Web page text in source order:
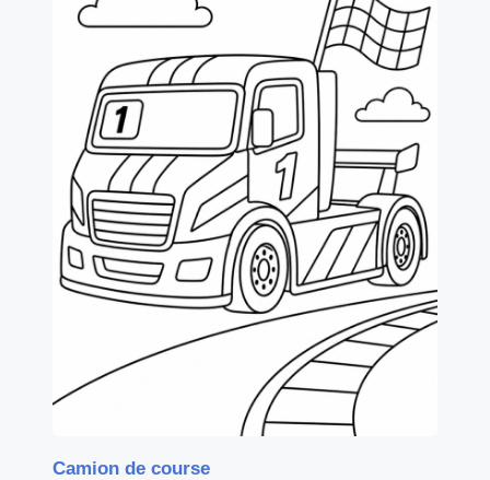
Camion de course